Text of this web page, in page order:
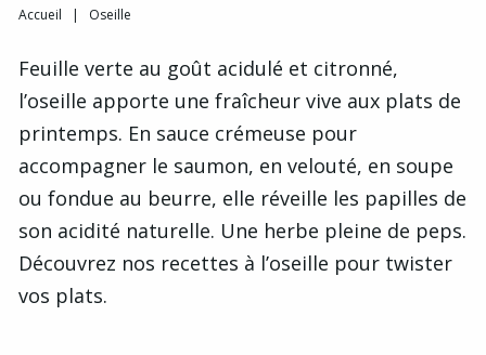
Accueil | Oseille
Feuille verte au goût acidulé et citronné,
l’oseille apporte une fraîcheur vive aux plats de
printemps. En sauce crémeuse pour
accompagner le saumon, en velouté, en soupe
ou fondue au beurre, elle réveille les papilles de
son acidité naturelle. Une herbe pleine de peps.
Découvrez nos recettes à l’oseille pour twister
vos plats.